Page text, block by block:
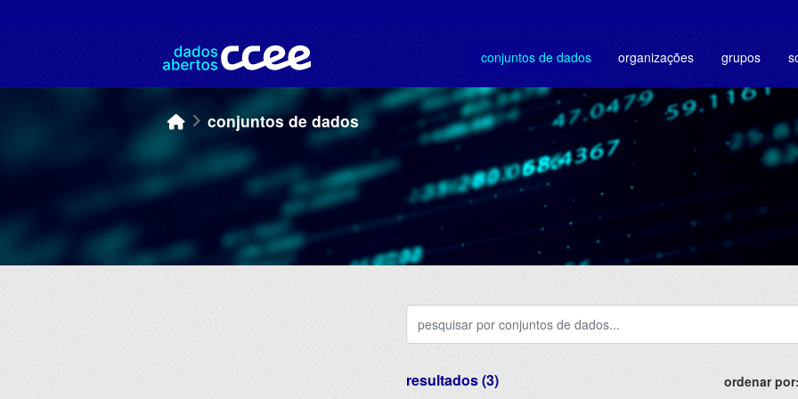
conjuntos de dados organizações grupos
conjuntos de dados
ordenar por
resultados (3)